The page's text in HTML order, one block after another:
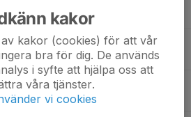
B-hallen
kakor
kakor (cookies) för att vår
bra för dig. De används
i syfte att hjälpa oss att
våra tjänster.
vi cookies